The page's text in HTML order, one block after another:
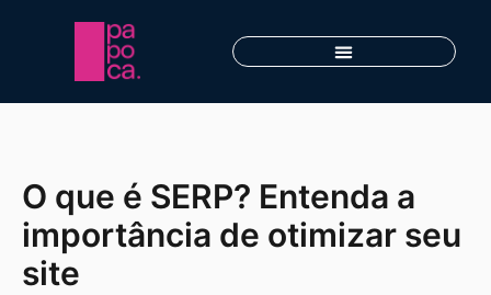
O que é SERP? Entenda a
importância de otimizar seu
site